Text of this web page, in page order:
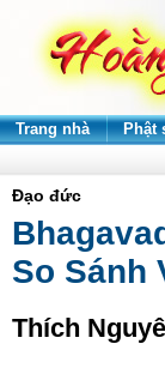
Trang nhà Phật
Đạo đức
So Sánh
Thích